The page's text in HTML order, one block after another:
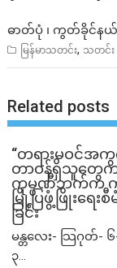
ဓာတ်ပုံ ၊ ကွတ်ခိုင်န
မြန်မာသတင်း, သတင်း
Related posts
“တရားမဝင်အ
တာဝန်ရှိသူတွေ
ကုမ္ပဏီဘက်က က
မြို့ပြဖွံ့ဖြိုးရေ
ခြင်း
မန္တလေး- သြဂုတ်-
၃...